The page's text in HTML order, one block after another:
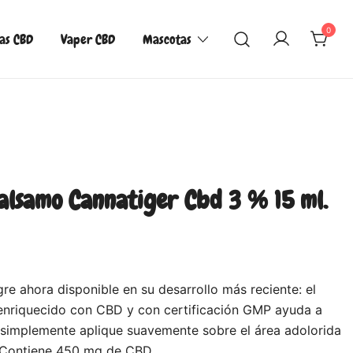
CBD Vaper CBD Mascotas
0
Cannatiger Cbd 3 % 15 ml.
ahora disponible en su desarrollo más reciente: el
con CBD y con certificación GMP ayuda a
aplique suavemente sobre el área adolorida